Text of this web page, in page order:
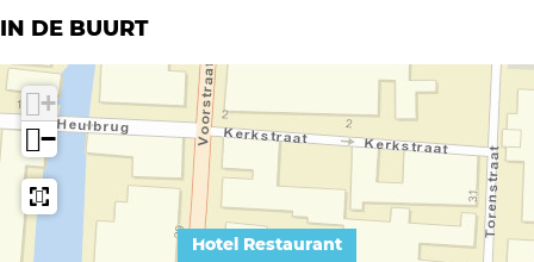
IN DE BUURT
Hotel Restaurant
+
−